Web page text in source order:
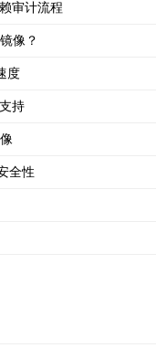
审计流程
像？
度
持
全性